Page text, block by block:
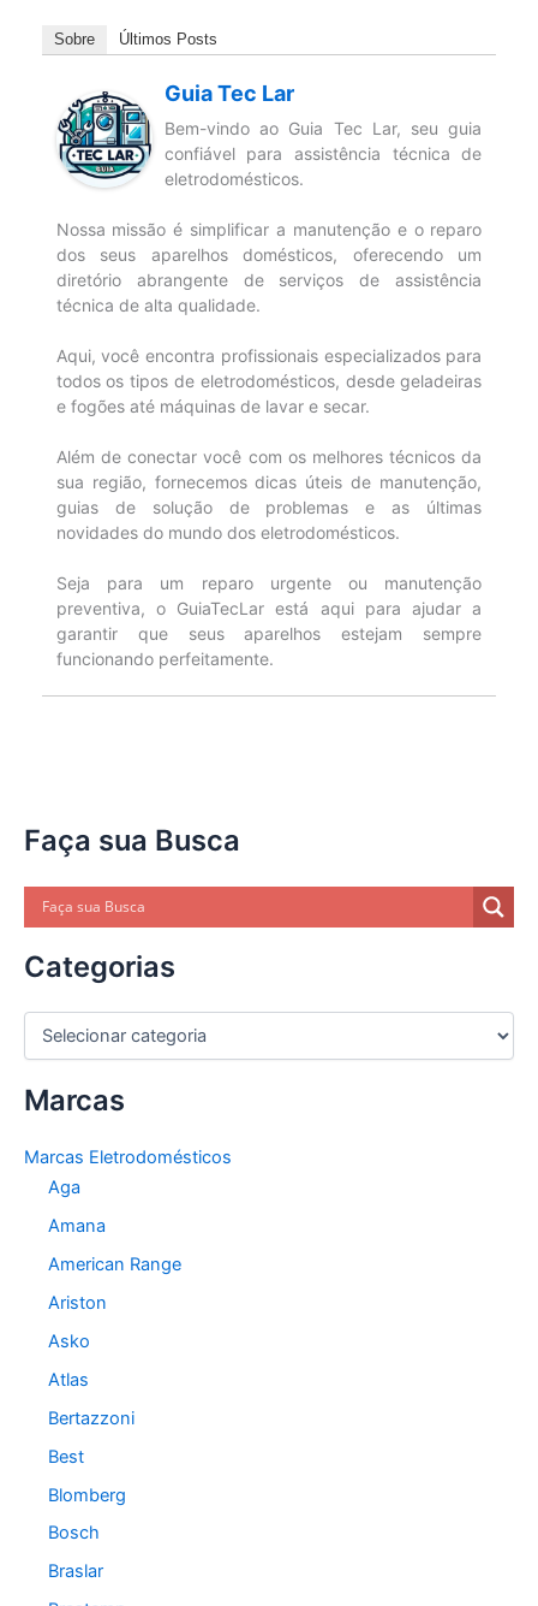
Sobre Últimos Posts
Guia Tec Lar
Bem-vindo ao Guia Tec Lar, seu guia
confiável para assistência técnica de
eletrodomésticos.
Nossa missão é simplificar a manutenção e o reparo
dos seus aparelhos domésticos, oferecendo um
diretório abrangente de serviços de assistência
técnica de alta qualidade.
Aqui, você encontra profissionais especializados para
todos os tipos de eletrodomésticos, desde geladeiras
e fogões até máquinas de lavar e secar.
Além de conectar você com os melhores técnicos da
sua região, fornecemos dicas úteis de manutenção,
guias de solução de problemas e as últimas
novidades do mundo dos eletrodomésticos.
Seja para um reparo urgente ou manutenção
preventiva, o GuiaTecLar está aqui para ajudar a
garantir que seus aparelhos estejam sempre
funcionando perfeitamente.
Faça sua Busca
Categorias
e
r
Marcas
Marcas Eletrodomésticos
Aga
Amana
American Range
Ariston
Asko
Atlas
Bertazzoni
Best
Blomberg
Bosch
Braslar